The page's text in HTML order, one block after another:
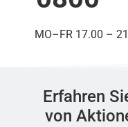
MO–FR 17.00 –
Erfahren
von